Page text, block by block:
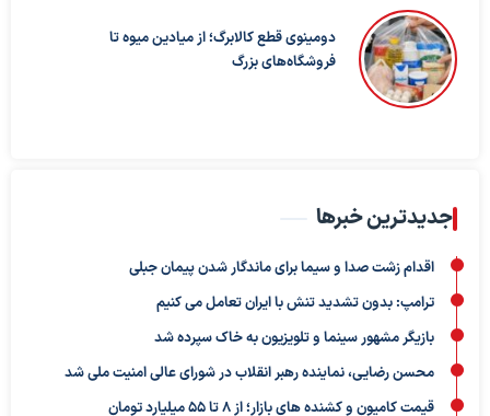
دومینوی قطع کالابرگ؛ از میادین میوه تا
فروشگاه‌های بزرگ
جدیدترین خبرها
اقدام زشت صدا و سیما برای ماندگار شدن پیمان جبلی
ترامپ: بدون تشدید تنش با ایران تعامل می کنیم
بازیگر مشهور سینما و تلویزیون به خاک سپرده شد
محسن رضایی، نماینده رهبر انقلاب در شورای عالی امنیت ملی شد
قیمت کامیون و کشنده های بازار؛ از ۸ تا ۵۵ میلیارد تومان